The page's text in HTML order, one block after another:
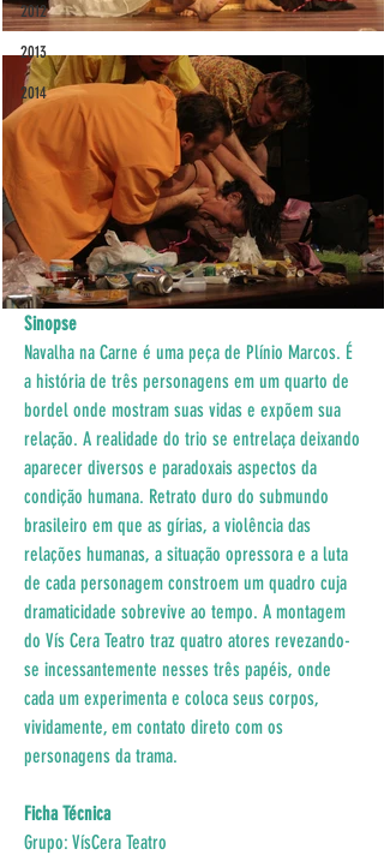
2012
2013
2014
Sinopse
Navalha na Carne é uma peça de Plínio Marcos. É
a história de três personagens em um quarto de
bordel onde mostram suas vidas e expõem sua
relação. A realidade do trio se entrelaça deixando
aparecer diversos e paradoxais aspectos da
condição humana. Retrato duro do submundo
brasileiro em que as gírias, a violência das
relações humanas, a situação opressora e a luta
de cada personagem constroem um quadro cuja
dramaticidade sobrevive ao tempo. A montagem
do Vís Cera Teatro traz quatro atores revezando-
se incessantemente nesses três papéis, onde
cada um experimenta e coloca seus corpos,
vividamente, em contato direto com os
personagens da trama.
Ficha Técnica
Grupo: VísCera Teatro